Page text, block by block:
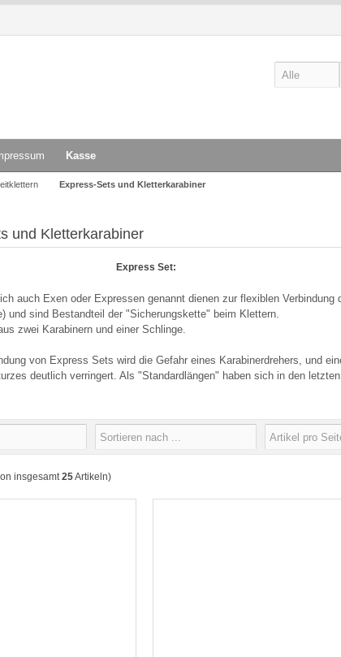
Kasse
Express-Sets und Kletterkarabiner
und Kletterkarabiner
Express Set:
auch Exen oder Expressen genannt dienen zur flexiblen
und sind Bestandteil der "Sicherungskette" beim Klettern.
zwei Karabinern und einer Schlinge.
von Express Sets wird die Gefahr eines Karabinerdrehers, und
deutlich verringert. Als "Standardlängen" haben sich in den
insgesamt25Artikeln)